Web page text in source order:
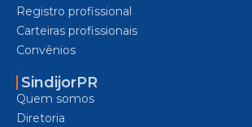
Registro profissional
Carteiras profissionais
Convênios
SindijorPR
Quem somos
Diretoria